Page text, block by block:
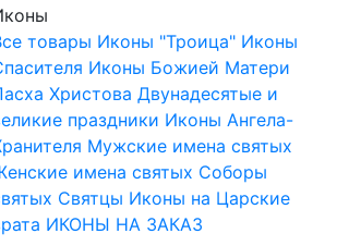
товары Иконы "Троица" Иконы
Иконы Божией Матери
Христова Двунадесятые и
праздники Иконы Ангела-
Мужские имена святых
имена святых Соборы
Святцы Иконы на Царские
ИКОНЫ НА ЗАКАЗ